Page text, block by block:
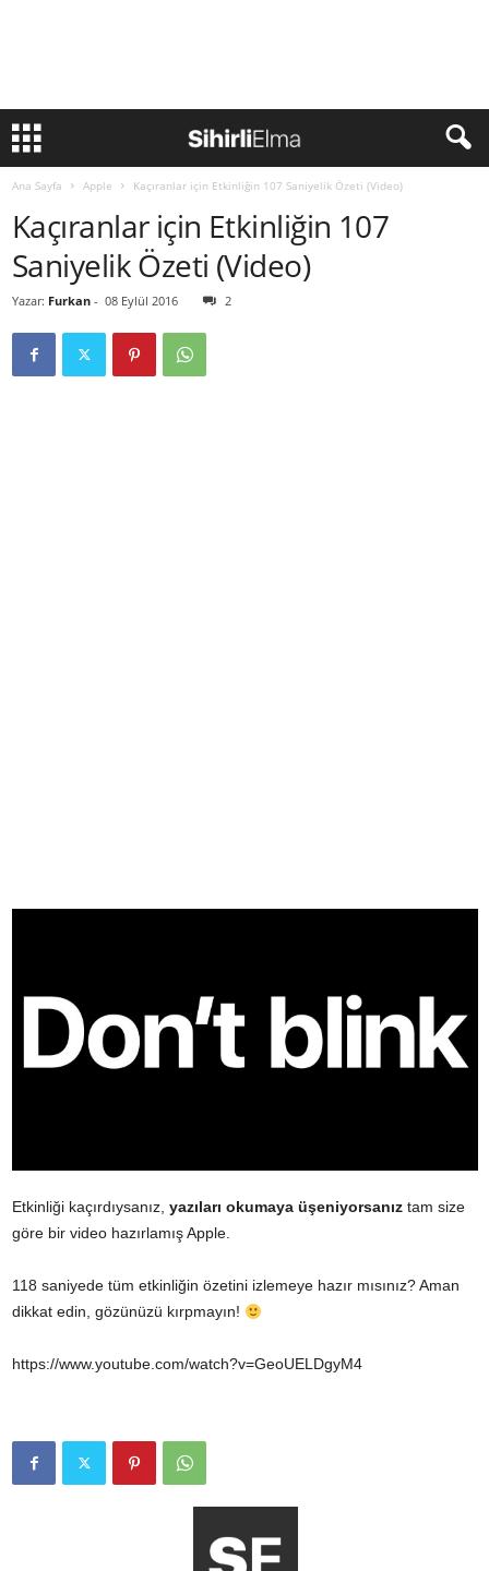
Ana Sayfa Apple Kaçıranlar için Etkinliğin 107 Saniyelik Özeti (Video)
Kaçıranlar için Etkinliğin 107
Saniyelik Özeti (Video)
Yazar: Furkan - 08 Eylül 2016 2
Etkinliği kaçırdıysanız, yazıları okumaya üşeniyorsanız tam size
göre bir video hazırlamış Apple.
118 saniyede tüm etkinliğin özetini izlemeye hazır mısınız? Aman
dikkat edin, gözünüzü kırpmayın!
https://www.youtube.com/watch?v=GeoUELDgyM4